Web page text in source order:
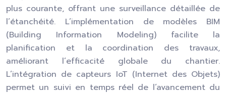
plus courante, offrant une surveillance détaillée de
l’étanchéité. L’implémentation de modèles BIM
(Building Information Modeling) facilite la
planification et la coordination des travaux,
améliorant l’efficacité globale du chantier.
L’intégration de capteurs IoT (Internet des Objets)
permet un suivi en temps réel de l’avancement du